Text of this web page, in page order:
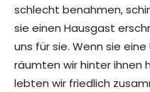
schlecht benahmen,
sie einen Hausgast
uns für sie. Wenn sie
räumten wir hinter ihnen
lebten wir friedlich